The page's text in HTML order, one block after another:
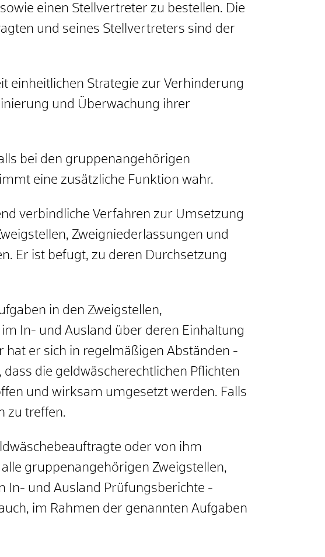
einen Stellvertreter zu bestellen. Die
und seines Stellvertreters sind der
einheitlichen Strategie zur Verhinderung
und Überwachung ihrer
bei den gruppenangehörigen
eine zusätzliche Funktion wahr.
verbindliche Verfahren zur Umsetzung
Zweigniederlassungen und
Er ist befugt, zu deren Durchsetzung
in den Zweigstellen,
In- und Ausland über deren Einhaltung
er sich in regelmäßigen Abständen -
die geldwäscherechtlichen Pflichten
und wirksam umgesetzt werden. Falls
zu treffen.
oder von ihm
gruppenangehörigen Zweigstellen,
In- und Ausland Prüfungsberichte -
im Rahmen der genannten Aufgaben